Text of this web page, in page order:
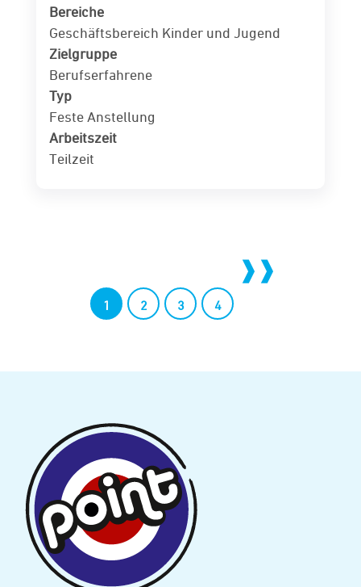
Bereiche
Geschäftsbereich Kinder und Jugend
Zielgruppe
Berufserfahrene
Typ
Feste Anstellung
Arbeitszeit
Teilzeit
1 2 3 4